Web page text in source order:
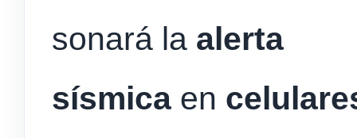
sonará la alerta
sísmica en